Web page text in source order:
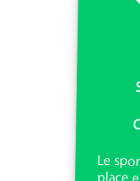
Le
place
est
sur
de